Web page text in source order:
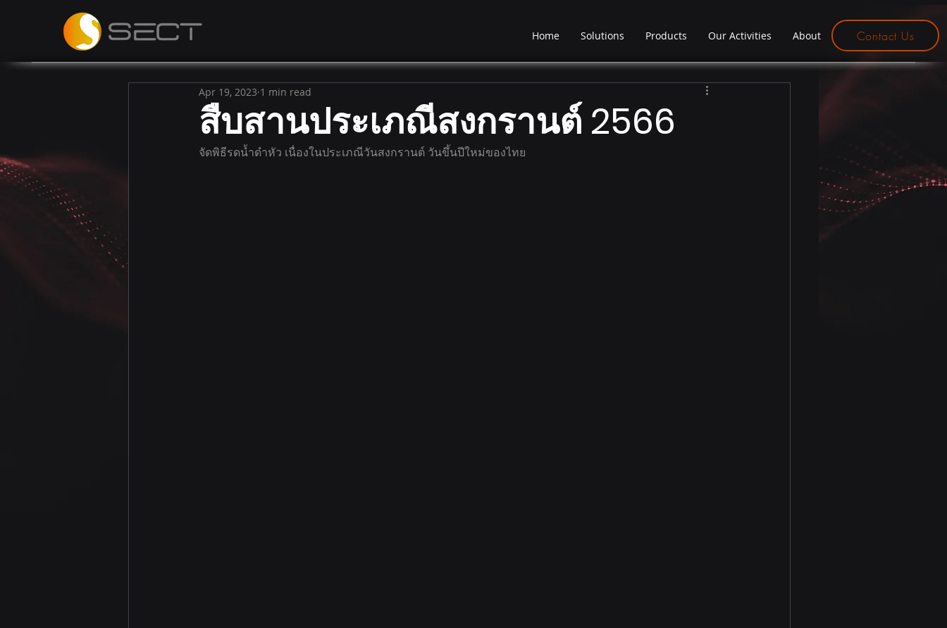
Home Solutions Products Our Activities About Contact Us
สืบสานประเภณีสงกรานต์ 2566
Apr 19, 2023 1 min read
จัดพิธีรดน้ำดำหัว เนื่องในประเภณีวันสงกรานต์ วันขึ้นปีใหม่ของไทย